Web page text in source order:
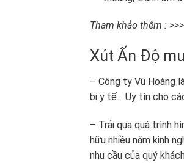
Tham khảo thêm : >>>
Xút Ấn Độ
– Công ty Vũ Hoàng
bị y tế… Uy tín cho
– Trải qua quá trình
hữu nhiều năm kinh
nhu cầu của quý